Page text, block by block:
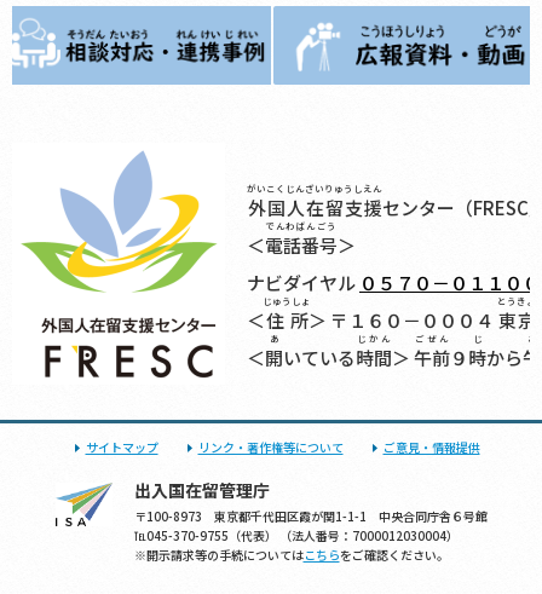
外国人在留支援
がいこくじんざいりゅうしえん
センター（FRESC
＜電話番号
でんわばんごう
＞
ナビダイヤル ０５７０－０１１０
＜住所
じゅうしょ
＞ 〒１６０－０００４ 東京
とうきょ
＜開
あ
いている時間
じかん
＞午前
ごぜん
９時
じ
から
サイトマップ リンク・著作権等について ご意見・情報提供
出入国在留管理庁
〒100-8973 東京都千代田区霞が関1-1-1 中央合同庁舎６号館
℡045-370-9755（代表） （法人番号：7000012030004）
※開示請求等の手続についてはこちらをご確認ください。